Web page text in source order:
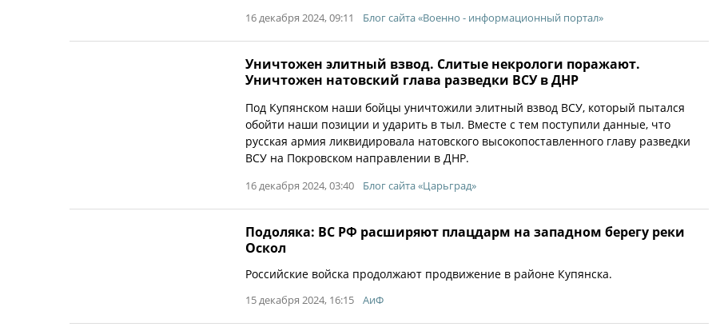
16 декабря 2024, 09:11 Блог сайта «Военно - информационный портал»
Уничтожен элитный взвод. Слитые некрологи поражают.
Уничтожен натовский глава разведки ВСУ в ДНР
Под Купянском наши бойцы уничтожили элитный взвод ВСУ, который пытался
обойти наши позиции и ударить в тыл. Вместе с тем поступили данные, что
русская армия ликвидировала натовского высокопоставленного главу разведки
ВСУ на Покровском направлении в ДНР.
16 декабря 2024, 03:40 Блог сайта «Царьград»
Подоляка: ВС РФ расширяют плацдарм на западном берегу реки
Оскол
Российские войска продолжают продвижение в районе Купянска.
15 декабря 2024, 16:15 АиФ